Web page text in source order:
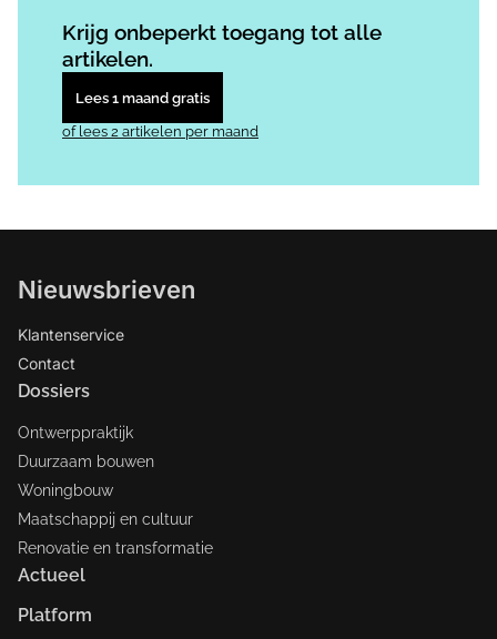
Krijg onbeperkt toegang tot alle
artikelen.
Lees 1 maand gratis
of lees 2 artikelen per maand
Nieuwsbrieven
Klantenservice
Contact
Dossiers
Ontwerppraktijk
Duurzaam bouwen
Woningbouw
Maatschappij en cultuur
Renovatie en transformatie
Actueel
Platform